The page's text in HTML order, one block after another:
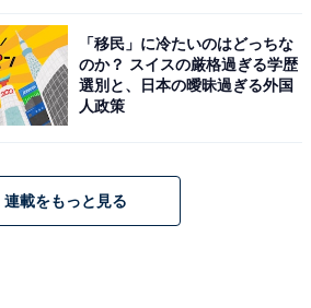
「移民」に冷たいのはどっちな
のか？ スイスの厳格過ぎる学歴
選別と、日本の曖昧過ぎる外国
人政策
連載をもっと見る